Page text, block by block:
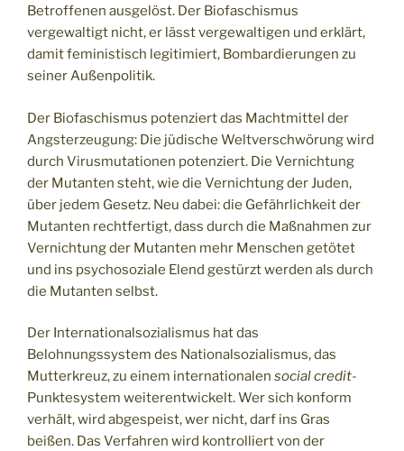
Betroffenen ausgelöst. Der Biofaschismus
vergewaltigt nicht, er lässt vergewaltigen und erklärt,
damit feministisch legitimiert, Bombardierungen zu
seiner Außenpolitik.
Der Biofaschismus potenziert das Machtmittel der
Angsterzeugung: Die jüdische Weltverschwörung wird
durch Virusmutationen potenziert. Die Vernichtung
der Mutanten steht, wie die Vernichtung der Juden,
über jedem Gesetz. Neu dabei: die Gefährlichkeit der
Mutanten rechtfertigt, dass durch die Maßnahmen zur
Vernichtung der Mutanten mehr Menschen getötet
und ins psychosoziale Elend gestürzt werden als durch
die Mutanten selbst.
Der Internationalsozialismus hat das
Belohnungssystem des Nationalsozialismus, das
Mutterkreuz, zu einem internationalen social credit-
Punktesystem weiterentwickelt. Wer sich konform
verhält, wird abgespeist, wer nicht, darf ins Gras
beißen. Das Verfahren wird kontrolliert von der